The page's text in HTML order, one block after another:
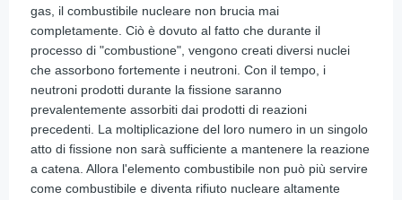
gas, il combustibile nucleare non brucia mai
completamente. Ciò è dovuto al fatto che durante il
processo di "combustione", vengono creati diversi nuclei
che assorbono fortemente i neutroni. Con il tempo, i
neutroni prodotti durante la fissione saranno
prevalentemente assorbiti dai prodotti di reazioni
precedenti. La moltiplicazione del loro numero in un singolo
atto di fissione non sarà sufficiente a mantenere la reazione
a catena. Allora l'elemento combustibile non può più servire
come combustibile e diventa rifiuto nucleare altamente